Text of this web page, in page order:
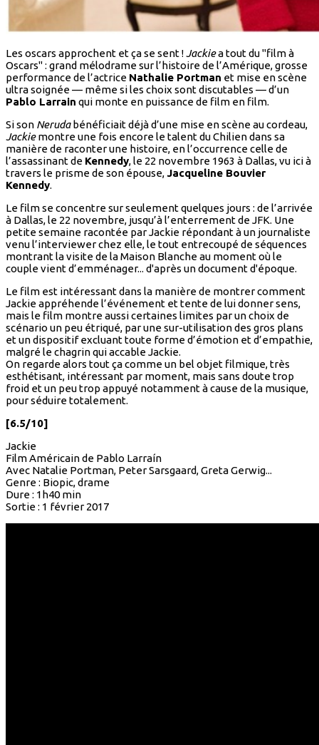
Les oscars approchent et ça se sent !Jackiea tout du "film à
Oscars" : grand mélodrame sur l’histoire de l’Amérique, grosse
performance de l’actrice Nathalie Portman et mise en scène
ultra soignée — même si les choix sont discutables — d’un
Pablo Larrain qui monte en puissance de film en film.
Si son Nerudabénéficiait déjà d’une mise en scène au cordeau,
Jackiemontre une fois encore le talent du Chilien dans sa
manière de raconter une histoire, en l’occurrence celle de
l’assassinant de Kennedy, le 22 novembre 1963 à Dallas, vu ici à
travers le prisme de son épouse, Jacqueline Bouvier
Kennedy.
Le film se concentre sur seulement quelques jours : de l’arrivée
à Dallas, le 22 novembre, jusqu’à l’enterrement de JFK. Une
petite semaine racontée par Jackie répondant à un journaliste
venu l’interviewer chez elle, le tout entrecoupé de séquences
montrant la visite de la Maison Blanche au moment où le
couple vient d’emménager... d'après un document d'époque.
Le film est intéressant dans la manière de montrer comment
Jackie appréhende l’événement et tente de lui donner sens,
mais le film montre aussi certaines limites par un choix de
scénario un peu étriqué, par une sur-utilisation des gros plans
et un dispositif excluant toute forme d’émotion et d’empathie,
malgré le chagrin qui accable Jackie.
On regarde alors tout ça comme un bel objet filmique, très
esthétisant, intéressant par moment, mais sans doute trop
froid et un peu trop appuyé notamment à cause de la musique,
pour séduire totalement.
[6.5/10]
Jackie
Film Américain de Pablo Larraín
Avec Natalie Portman, Peter Sarsgaard, Greta Gerwig...
Genre : Biopic, drame
Dure : 1h40 min
Sortie : 1 février 2017